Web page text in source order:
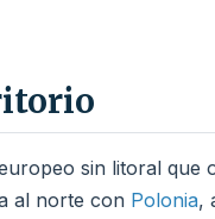
sin litoral
al norte con Polonia,